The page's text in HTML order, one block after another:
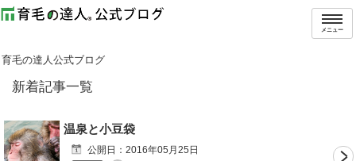
メニュー
育毛の達人公式ブログ
新着記事一覧
温泉と小豆袋
公開日： 2016年05月25日